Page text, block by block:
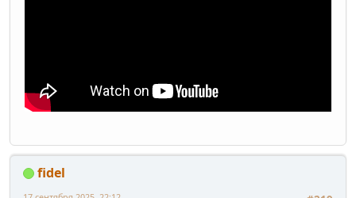
fidel